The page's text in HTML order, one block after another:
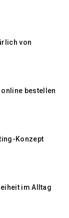
von
bestellen
Konzept
im Alltag